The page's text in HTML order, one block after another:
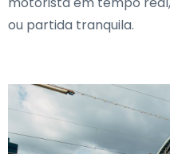
ou partida tranquila.